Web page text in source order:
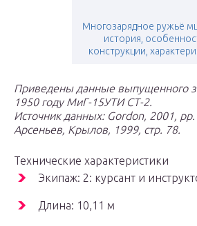
Многозарядное ружьё
история,
конструкции,
Приведены данные выпущенного
1950 году МиГ-15УТИ СТ-2.
Источник данных: Gordon, 2001,
Арсеньев, Крылов, 1999, стр. 78.
Технические характеристики
Экипаж: 2: курсант и
Длина: 10,11 м